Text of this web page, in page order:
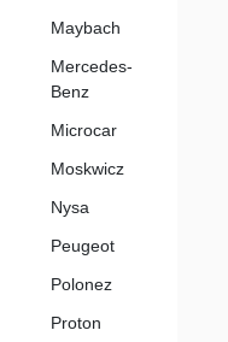
Maybach
Mercedes-
Benz
Microcar
Moskwicz
Nysa
Peugeot
Polonez
Proton